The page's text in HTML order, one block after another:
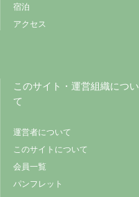
宿泊
アクセス
このサイト・運営組織につい
て
運営者について
このサイトについて
会員一覧
パンフレット